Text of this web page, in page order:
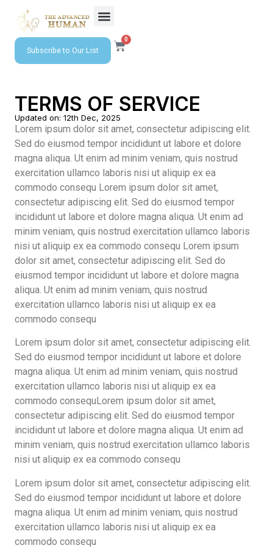
Subscribe to Our List
0
TERMS OF SERVICE
Updated on: 12th Dec, 2025
Lorem ipsum dolor sit amet, consectetur adipiscing elit.
Sed do eiusmod tempor incididunt ut labore et dolore
magna aliqua. Ut enim ad minim veniam, quis nostrud
exercitation ullamco laboris nisi ut aliquip ex ea
commodo consequ Lorem ipsum dolor sit amet,
consectetur adipiscing elit. Sed do eiusmod tempor
incididunt ut labore et dolore magna aliqua. Ut enim ad
minim veniam, quis nostrud exercitation ullamco laboris
nisi ut aliquip ex ea commodo consequ Lorem ipsum
dolor sit amet, consectetur adipiscing elit. Sed do
eiusmod tempor incididunt ut labore et dolore magna
aliqua. Ut enim ad minim veniam, quis nostrud
exercitation ullamco laboris nisi ut aliquip ex ea
commodo consequ
Lorem ipsum dolor sit amet, consectetur adipiscing elit.
Sed do eiusmod tempor incididunt ut labore et dolore
magna aliqua. Ut enim ad minim veniam, quis nostrud
exercitation ullamco laboris nisi ut aliquip ex ea
commodo consequLorem ipsum dolor sit amet,
consectetur adipiscing elit. Sed do eiusmod tempor
incididunt ut labore et dolore magna aliqua. Ut enim ad
minim veniam, quis nostrud exercitation ullamco laboris
nisi ut aliquip ex ea commodo consequ
Lorem ipsum dolor sit amet, consectetur adipiscing elit.
Sed do eiusmod tempor incididunt ut labore et dolore
magna aliqua. Ut enim ad minim veniam, quis nostrud
exercitation ullamco laboris nisi ut aliquip ex ea
commodo consequ